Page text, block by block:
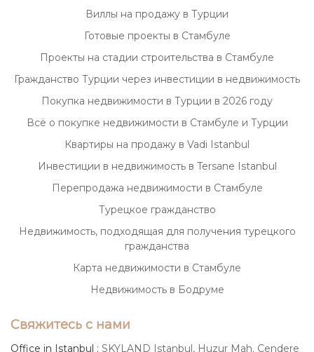
Виллы на продажу в Турции
Готовые проекты в Стамбуле
Проекты на стадии строительства в Стамбуле
Гражданство Турции через инвестиции в недвижимость
Покупка недвижимости в Турции в 2026 году
Всё о покупке недвижимости в Стамбуле и Турции
Квартиры на продажу в Vadi Istanbul
Инвестиции в недвижимость в Tersane Istanbul
Перепродажа недвижимости в Стамбуле
Турецкое гражданство
Недвижимость, подходящая для получения турецкого
гражданства
Карта недвижимости в Стамбуле
Недвижимость в Бодруме
Свяжитесь с нами
Office in Istanbul : SKYLAND Istanbul, Huzur Mah. Cendere